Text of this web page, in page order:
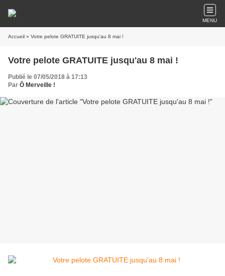
MENU
Accueil » Votre pelote GRATUITE jusqu'au 8 mai !
Votre pelote GRATUITE jusqu'au 8 mai !
Publié le 07/05/2018 à 17:13
Par Ô Merveille !